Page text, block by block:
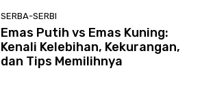
SERBA-SERBI
Emas Putih vs Emas Kuning:
Kenali Kelebihan, Kekurangan,
dan Tips Memilihnya